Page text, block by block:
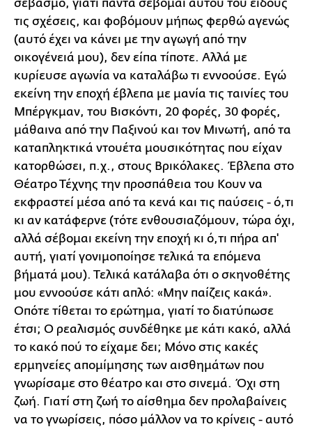
σεβασμό, γιατί πάντα σέβομαι αυτού του είδους
τις σχέσεις, και φοβόμουν μήπως φερθώ αγενώς
(αυτό έχει να κάνει με την αγωγή από την
οικογένειά μου), δεν είπα τίποτε. Αλλά με
κυρίευσε αγωνία να καταλάβω τι εννοούσε. Εγώ
εκείνη την εποχή έβλεπα με μανία τις ταινίες του
Μπέργκμαν, του Βισκόντι, 20 φορές, 30 φορές,
μάθαινα από την Παξινού και τον Μινωτή, από τα
καταπληκτικά ντουέτα μουσικότητας που είχαν
κατορθώσει, π.χ., στους Βρικόλακες. Έβλεπα στο
Θέατρο Τέχνης την προσπάθεια του Κουν να
εκφραστεί μέσα από τα κενά και τις παύσεις - ό,τι
κι αν κατάφερνε (τότε ενθουσιαζόμουν, τώρα όχι,
αλλά σέβομαι εκείνη την εποχή κι ό,τι πήρα απ'
αυτή, γιατί γονιμοποίησε τελικά τα επόμενα
βήματά μου). Τελικά κατάλαβα ότι ο σκηνοθέτης
μου εννοούσε κάτι απλό: «Μην παίζεις κακά».
Οπότε τίθεται το ερώτημα, γιατί το διατύπωσε
έτσι; Ο ρεαλισμός συνδέθηκε με κάτι κακό, αλλά
το κακό πού το είχαμε δει; Μόνο στις κακές
ερμηνείες απομίμησης των αισθημάτων που
γνωρίσαμε στο θέατρο και στο σινεμά. Όχι στη
ζωή. Γιατί στη ζωή το αίσθημα δεν προλαβαίνεις
να το γνωρίσεις, πόσο μάλλον να το κρίνεις - αυτό